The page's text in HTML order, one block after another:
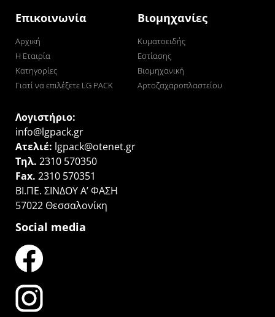
Επικοινωνία
Αρχική
Η Εταιρία
Κατηγορίες
Γιατί να επιλέξετε LG PACK
Βιομηχανίες
Κυματοειδής
Εστίασης
Βιομηχανική
Αρτοζαχαροπλαστείου
Λογιστήριο:
info@lgpack.gr
Ατελιέ: lgpack@otenet.gr
Τηλ. 2310 570350
Fax. 2310 570351
ΒΙ.ΠΕ. ΣΙΝΔΟΥ Α’ ΦΑΣΗ
57022 Θεσσαλονίκη
Social media